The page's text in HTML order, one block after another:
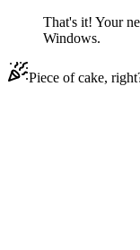
That's it! Your
Windows.
Piece of cake,